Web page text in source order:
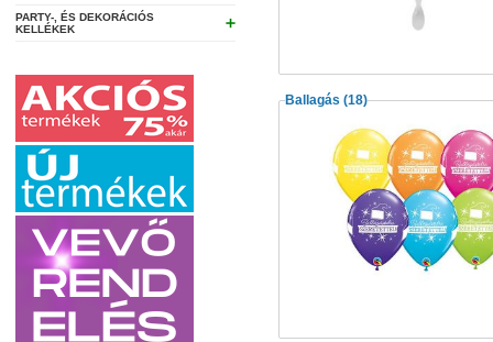
PARTY-, ÉS DEKORÁCIÓS
KELLÉKEK
➕
Ballagás (18)